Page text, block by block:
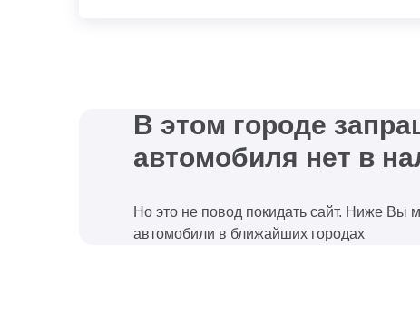
В этом городе
автомобиля нет в
Но это не повод покидать сайт. Ниже Вы
автомобили в ближайших городах